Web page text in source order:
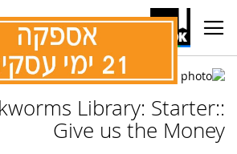
Skip
Content
Library: Starter::
Give us the Money
לדלג
של
גלריית
תמונות
להתחלה
של
גלריית